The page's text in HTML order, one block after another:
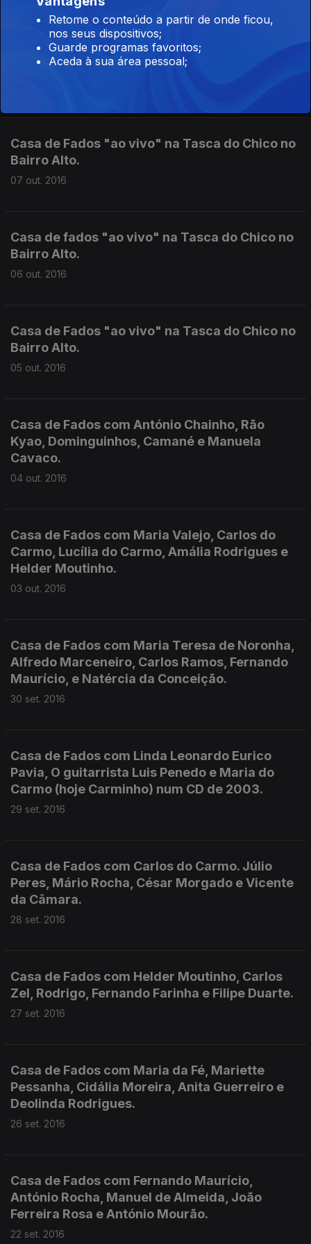
Casa de Fados "ao vivo" na Tasca do Chico no
Bairro Alto.
Casa de Fados "ao vivo" na Tasca do Chico no
Bairro Alto.
07 out. 2016
Casa de fados "ao vivo" na Tasca do Chico no
Bairro Alto.
06 out. 2016
Casa de Fados "ao vivo" na Tasca do Chico no
Bairro Alto.
05 out. 2016
Casa de Fados com António Chainho, Rão
Kyao, Dominguinhos, Camané e Manuela
Cavaco.
04 out. 2016
Casa de Fados com Maria Valejo, Carlos do
Carmo, Lucília do Carmo, Amália Rodrigues e
Helder Moutinho.
03 out. 2016
Casa de Fados com Maria Teresa de Noronha,
Alfredo Marceneiro, Carlos Ramos, Fernando
Maurício, e Natércia da Conceição.
30 set. 2016
Casa de Fados com Linda Leonardo Eurico
Pavia, O guitarrista Luis Penedo e Maria do
Carmo (hoje Carminho) num CD de 2003.
29 set. 2016
Casa de Fados com Carlos do Carmo. Júlio
Peres, Mário Rocha, César Morgado e Vicente
da Câmara.
28 set. 2016
Casa de Fados com Helder Moutinho, Carlos
Zel, Rodrigo, Fernando Farinha e Filipe Duarte.
27 set. 2016
Casa de Fados com Maria da Fé, Mariette
Pessanha, Cidália Moreira, Anita Guerreiro e
Deolinda Rodrigues.
26 set. 2016
Casa de Fados com Fernando Maurício,
António Rocha, Manuel de Almeida, João
Ferreira Rosa e António Mourão.
22 set. 2016
Retome o conteúdo a partir de onde ficou,
nos seus dispositivos;
Guarde programas favoritos;
Aceda à sua área pessoal;